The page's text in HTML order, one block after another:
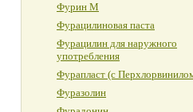
Фурин М
Фурацилиновая паста
Фурацилин для наружного
употребления
Фурапласт (с
Фуразолин